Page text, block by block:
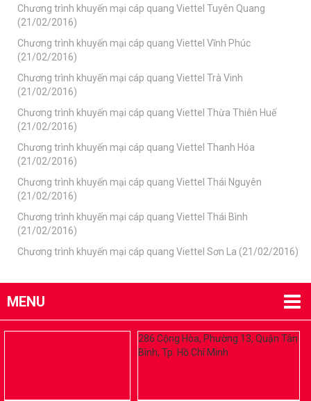
Chương trình khuyến mại cáp quang Viettel Tuyên Quang
(21/02/2016)
Chương trình khuyến mại cáp quang Viettel Vĩnh Phúc
(21/02/2016)
Chương trình khuyến mại cáp quang Viettel Trà Vinh
(21/02/2016)
Chương trình khuyến mại cáp quang Viettel Thừa Thiên Huế
(21/02/2016)
Chương trình khuyến mại cáp quang Viettel Thanh Hóa
(21/02/2016)
Chương trình khuyến mại cáp quang Viettel Thái Nguyên
(21/02/2016)
Chương trình khuyến mại cáp quang Viettel Thái Bình
(21/02/2016)
Chương trình khuyến mại cáp quang Viettel Sơn La (21/02/2016)
MENU
286 Cộng Hòa, Phường 13, Quận Tân
Bình, Tp. Hồ Chí Minh